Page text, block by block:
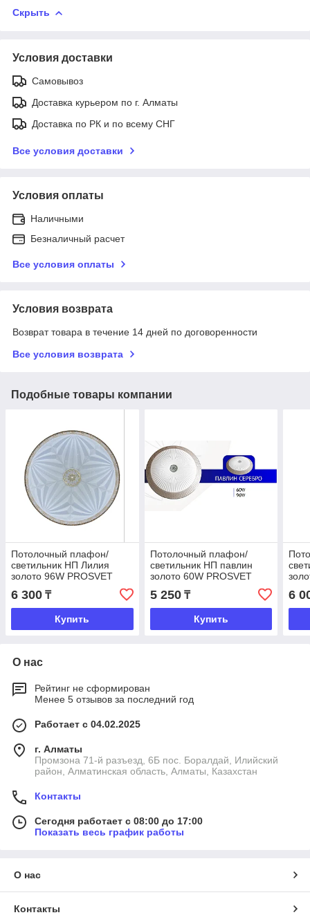
Скрыть
Условия доставки
Самовывоз
Доставка курьером по г. Алматы
Доставка по РК и по всему СНГ
Все условия доставки
Условия оплаты
Наличными
Безналичный расчет
Все условия оплаты
Условия возврата
Возврат товара в течение 14 дней по договоренности
Все условия возврата
Подобные товары компании
Потолочный плафон/
светильник НП Лилия
золото 96W PROSVET
6 300 ₸
Купить
Потолочный плафон/
светильник НП павлин
золото 60W PROSVET
5 250₸
Купить
6
О нас
Рейтинг не сформирован
Менее 5 отзывов за последний год
Работает с 04.02.2025
г. Алматы
Промзона 71-й разъезд, 6Б пос. Боралдай, Илийский
район, Алматинская область, Алматы, Казахстан
Контакты
Сегодня работает с 08:00 до 17:00
Показать весь график работы
О нас
Контакты